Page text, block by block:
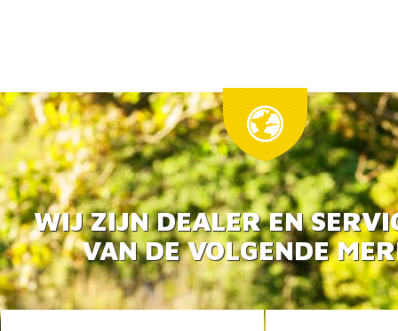
WIJ ZIJN DEALER EN
VAN DE VOLGENDE